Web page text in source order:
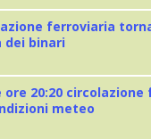
ferroviaria
dei binari
ore 20:20
meteo